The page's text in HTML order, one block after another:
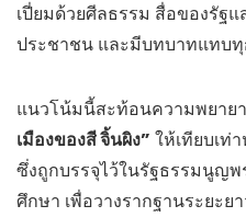
เปี่ยมด้วยศีลธรรม สื่อของรัฐ
ประชาชน และมีบทบาทแทบ
แนวโน้มนี้สะท้อนความพยาย
เมืองของสี จิ้นผิง” ให้เทียบเท่
ซึ่งถูกบรรจุไว้ในรัฐธรรมนูญ
ศึกษา เพื่อวางรากฐานระยะย